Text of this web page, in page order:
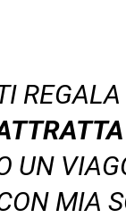
UN
MIA